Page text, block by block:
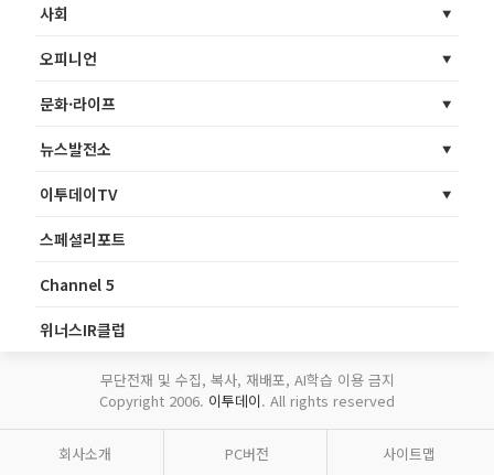
사회
오피니언
문화·라이프
뉴스발전소
이투데이TV
스페셜리포트
Channel 5
위너스IR클럽
무단전재 및 수집, 복사, 재배포, AI학습 이용 금지
Copyright 2006. 이투데이. All rights reserved
회사소개 PC버전 사이트맵